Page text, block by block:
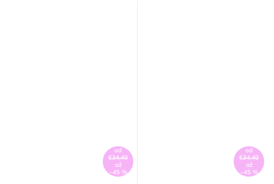
od
€34,40
až
–45 %
od
€34,40
až
–45 %